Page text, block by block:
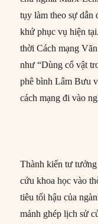
tụy làm theo sự dẫn
khứ phục vụ hiện
thời Cách mạng
như “Dùng cổ vật
phê bình Lâm Bưu
cách mạng đi vào
Thành kiến tư
cứu khoa học vào
tiêu tối hậu của
mảnh ghép lịch sử